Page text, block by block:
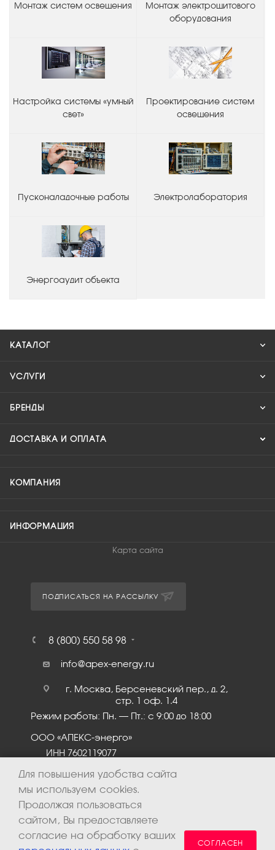
Монтаж систем освещения
Монтаж электрощитового
оборудования
Настройка системы «умный
свет»
Проектирование систем
освещения
Пусконаладочные работы Электролаборатория
Энергоаудит объекта
КАТАЛОГ
УСЛУГИ
БРЕНДЫ
ДОСТАВКА И ОПЛАТА
КОМПАНИЯ
ИНФОРМАЦИЯ
Карта сайта
ПОДПИСАТЬСЯ НА РАССЫЛКУ
8 (800) 550 58 98
info@apex-energy.ru
г. Москва, Берсеневский пер., д. 2,
стр. 1 оф. 1.4
Режим работы: Пн. – Пт.: с 9:00 до 18:00
ООО «АПЕКС-энерго»
ИНН 7602119077
Для повышения удобства сайта
мы используем cookies.
Продолжая пользоваться
сайтом, Вы предоставляете
согласие на обработку ваших
СОГЛАСЕН